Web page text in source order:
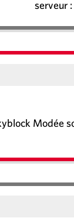
serveur
Modée